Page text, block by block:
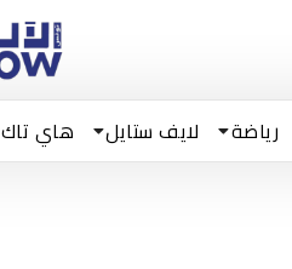
رياضة لايف ستايل هاي تاك